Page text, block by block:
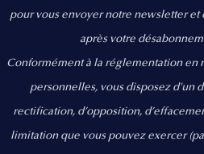
pour vous envoyer notre newsletter et
après votre
Conformément à la réglementation en
personnelles, vous disposez d'un
rectification, d’opposition,
limitation que vous pouvez exercer